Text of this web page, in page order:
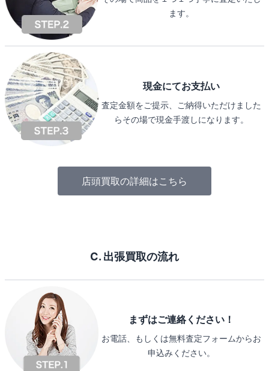
ます。
現金にてお支払い
査定金額をご提示、ご納得いただけました
らその場で現金手渡しになります。
店頭買取の詳細はこちら
C. 出張買取の流れ
まずはご連絡ください！
お電話、もしくは無料査定フォームからお
申込みください。